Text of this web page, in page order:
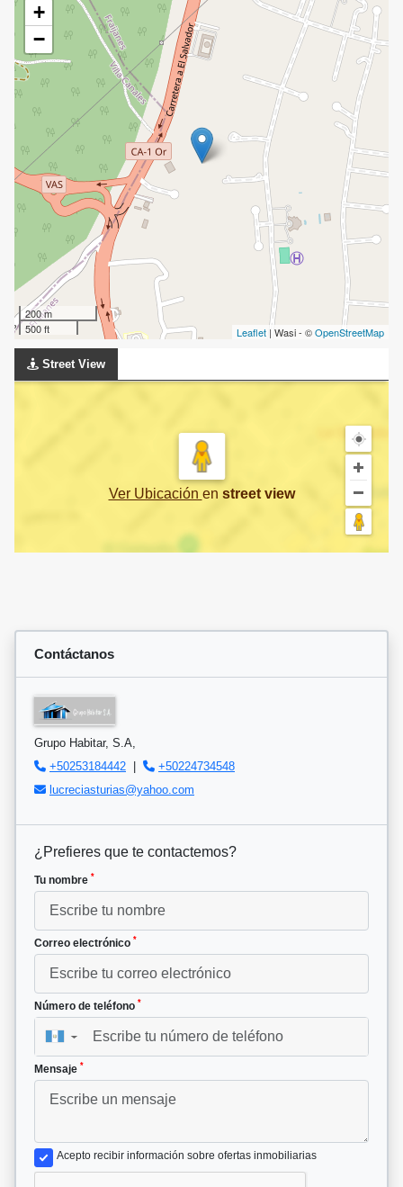
+
−
200 m
500 ft
Leaflet | Wasi - ©OpenStreetMap
Street View
Ver Ubicación en street view
Contáctanos
Grupo Habitar, S.A,
+50253184442 |
+50224734548
lucreciasturias@yahoo.com
¿Prefieres que te contactemos?
Tu nombre *
Correo electrónico *
Número de teléfono *
▼
Mensaje *
Acepto recibir información sobre ofertas inmobiliarias